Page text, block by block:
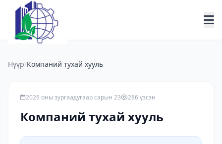
Нүүр/Компаний тухай хууль
2026 оны зургаадугаар сарын 23 286 үзсэн
Компаний тухай хууль